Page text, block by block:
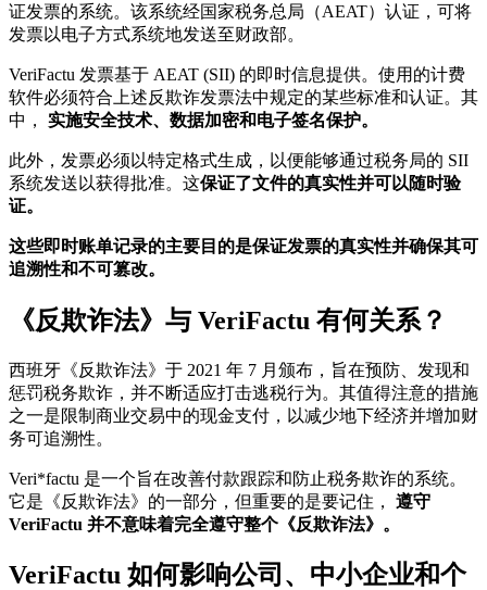
证发票的系统。该系统经国家税务总局（AEAT）认证，可将
发票以电子方式系统地发送至财政部。
VeriFactu 发票基于 AEAT (SII) 的即时信息提供。使用的计费
软件必须符合上述反欺诈发票法中规定的某些标准和认证。其
中， 实施安全技术、数据加密和电子签名保护。
此外，发票必须以特定格式生成，以便能够通过税务局的 SII
系统发送以获得批准。这保证了文件的真实性并可以随时验
证。
这些即时账单记录的主要目的是保证发票的真实性并确保其可
追溯性和不可篡改。
《反欺诈法》与 VeriFactu 有何关系？
西班牙《反欺诈法》于 2021 年 7 月颁布，旨在预防、发现和
惩罚税务欺诈，并不断适应打击逃税行为。其值得注意的措施
之一是限制商业交易中的现金支付，以减少地下经济并增加财
务可追溯性。
Veri*factu 是一个旨在改善付款跟踪和防止税务欺诈的系统。
它是《反欺诈法》的一部分，但重要的是要记住， 遵守
VeriFactu 并不意味着完全遵守整个《反欺诈法》。
VeriFactu 如何影响公司、中小企业和个